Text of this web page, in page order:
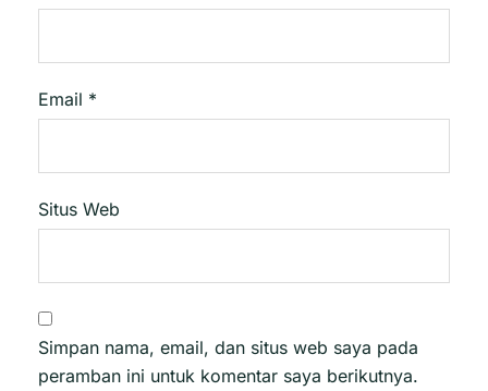
Email *
Situs Web
Simpan nama, email, dan situs web saya pada
peramban ini untuk komentar saya berikutnya.